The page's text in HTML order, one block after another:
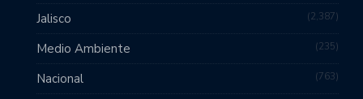
Jalisco 2,387
Medio Ambiente 235
Nacional 763